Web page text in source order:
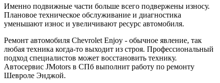
Именно подвижные части больше всего подвержены износу.
Плановое техническое обслуживание и диагностика
уменьшают износ и увеличивают ресурс автомобиля.
Ремонт автомобиля Chevrolet Enjoy - обычное явление, так
любая техника когда-то выходит из строя. Профессиональный
подход специалистов может восстановить технику.
Автосервис JMotors в СПб выполнит работу по ремонту
Шевроле Энджой.